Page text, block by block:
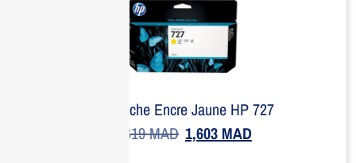
Cartouche Encre Jaune HP 727
1,619MAD 1,603 MAD